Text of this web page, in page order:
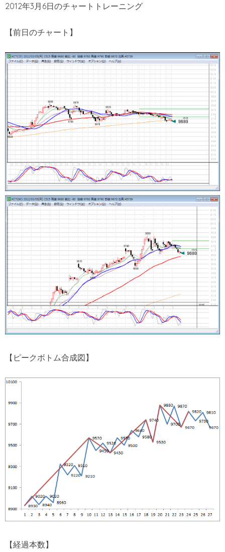
2012年3月6日のチャートトレーニング
【前日のチャート】
【ピークボトム合成図】
【経過本数】